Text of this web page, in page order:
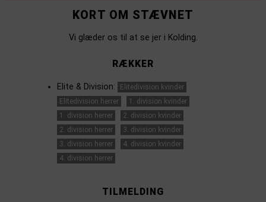
KORT OM STÆVNET
Vi glæder os til at se jer i Kolding.
RÆKKER
Elite & Division:
Elitedivision kvinder
Elitedivision herrer
1. division kvinder
1. division herrer
2. division kvinder
2. division herrer
3. division kvinder
3. division herrer
4. division kvinder
4. division herrer
TILMELDING